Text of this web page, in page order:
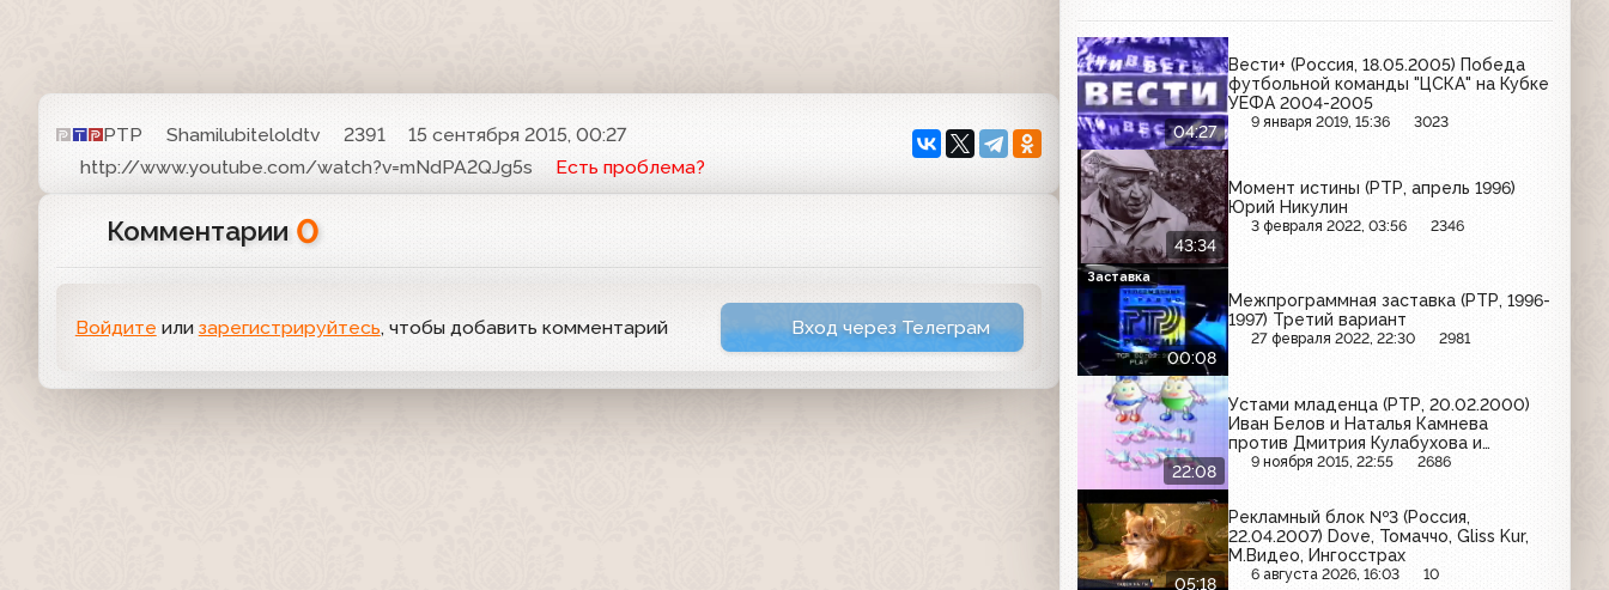
РТР Shamilubiteloldtv 2391
15 сентября 2015, 00:27
http://www.youtube.com/watch?v=mNdPA2QJg5s
Есть проблема?
Комментарии 0
Войдите или зарегистрируйтесь, чтобы добавить комментарий Вход через Телеграм
04:27
Вести+ (Россия, 18.05.2005) Победа
футбольной команды "ЦСКА" на Кубке
УЕФА 2004-2005
9 января 2019, 15:36 3023
43:34
Момент истины (РТР, апрель 1996)
Юрий Никулин
3 февраля 2022, 03:56 2346
00:08
Межпрограммная заставка (РТР, 1996-
1997) Третий вариант
27 февраля 2022, 22:30 2981
Заставка
22:08
Устами младенца (РТР, 20.02.2000)
Иван Белов и Наталья Камнева
против Дмитрия Кулабухова и
Екатерины Кадышевой
9 ноября 2015, 22:55 2686
05:18
Рекламный блок №3 (Россия,
22.04.2007) Dove, Томаччо, Gliss Kur,
М.Видео, Ингосстрах
6 августа 2026, 16:03 10